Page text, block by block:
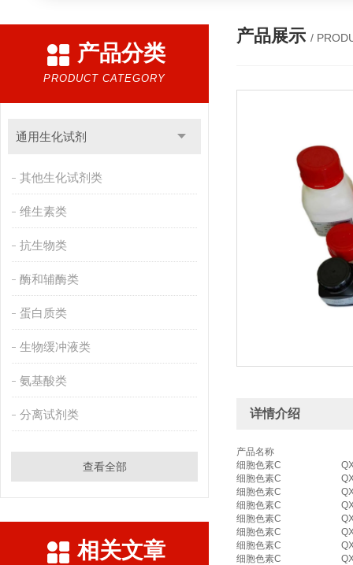
产品分类
PRODUCT CATEGORY
通用生化试剂
其他生化试剂类
维生素类
抗生物类
酶和辅酶类
蛋白质类
生物缓冲液类
氨基酸类
分离试剂类
查看全部
相关文章
产品展示 /
详情介绍
产品名称
细胞色素C
细胞色素C
细胞色素C
细胞色素C
细胞色素C
细胞色素C
细胞色素C
细胞色素C